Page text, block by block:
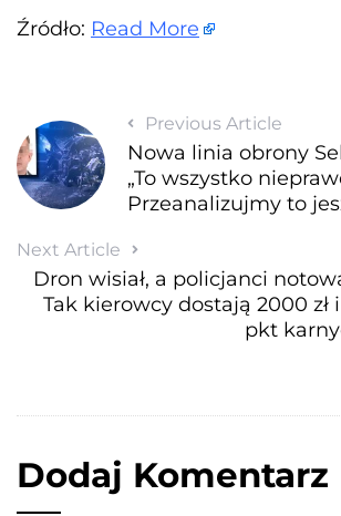
Źródło: Read More
Previous Article
Nowa linia obrony
„To wszystko
Przeanalizujmy to
Next Article
Dron wisiał, a policjanci
Tak kierowcy dostają 2000 zł i
pkt
Dodaj Komentarz